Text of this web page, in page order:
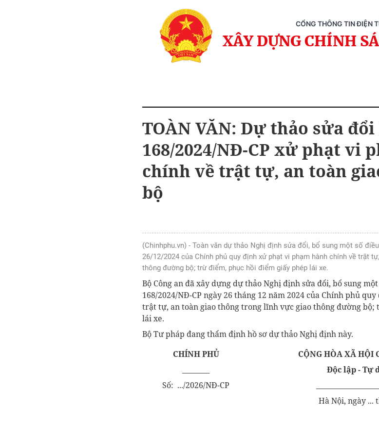
CỔNG THÔNG TIN ĐIỆN
XÂY DỰNG CHÍNH
TOÀN VĂN: Dự thảo sửa
168/2024/NĐ-CP xử phạt vi
chính về trật tự, an toàn
bộ
(Chinhphu.vn) - Toàn văn dự thảo Nghị định sửa đổi, bổ sung một số
26/12/2024 của Chính phủ quy định xử phạt vi phạm hành chính về trật
thông đường bộ; trừ điểm, phục hồi điểm giấy phép lái xe.
Bộ Công an đã xây dựng dự thảo Nghị định sửa đổi, bổ sung
168/2024/NĐ-CP ngày 26 tháng 12 năm 2024 của Chính phủ
trật tự, an toàn giao thông trong lĩnh vực giao thông đường
lái xe.
Bộ Tư pháp đang thẩm định hồ sơ dự thảo Nghị định này.
CHÍNH PHỦ
Số: .../2026/NĐ-CP
CỘNG HÒA XÃ HỘI
Độc lập - Tự
Hà Nội, ngày ...